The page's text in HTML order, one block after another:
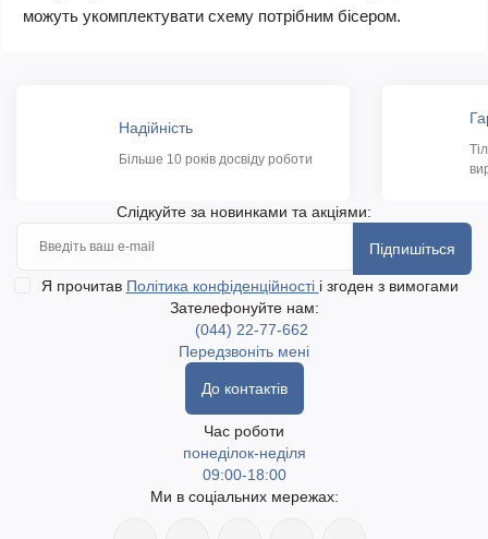
можуть укомплектувати схему потрібним бісером.
Надійність
Більше 10 років досвіду роботи
Слідкуйте за новинками та акціями:
Підпишіться
Я прочитав Політика конфіденційності і згоден з вимогами
Зателефонуйте нам:
(044) 22-77-662
Передзвоніть мені
До контактів
Час роботи
понеділок-неділя
09:00-18:00
Ми в соціальних мережах: